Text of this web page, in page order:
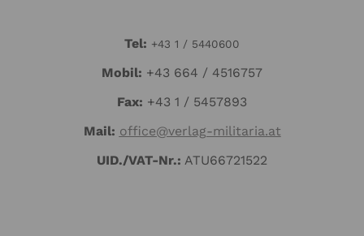
Tel: +43 1 / 5440600
Mobil: +43 664 / 4516757
Fax: +43 1 / 5457893
Mail: office@verlag-militaria.at
UID./VAT-Nr.: ATU66721522